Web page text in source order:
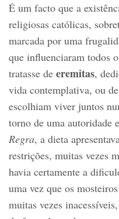
É um facto que a
religiosas católicas,
marcada por uma
que influenciaram todos
tratasse de eremitas,
vida contemplativa, ou de
escolhiam viver juntos
torno de uma autoridade
Regra, a dieta
restrições, muitas vezes
havia certamente a
uma vez que os
muitas vezes